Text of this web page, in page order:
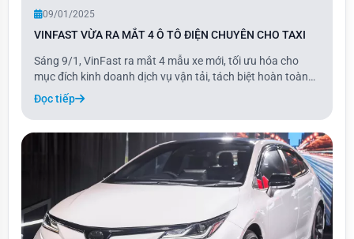
09/01/2025
VINFAST VỪA RA MẮT 4 Ô TÔ ĐIỆN CHUYÊN CHO TAXI
Sáng 9/1, VinFast ra mắt 4 mẫu xe mới, tối ưu hóa cho
mục đích kinh doanh dịch vụ vận tải, tách biệt hoàn toàn
với các dòng xe cá nhân. Hai mẫu xe hoàn toàn mới gồm
Minio Green thuộc phân khúc minicar và Limo Green thuộc
phân khúc MPV 7 chỗ.
Đọc tiếp